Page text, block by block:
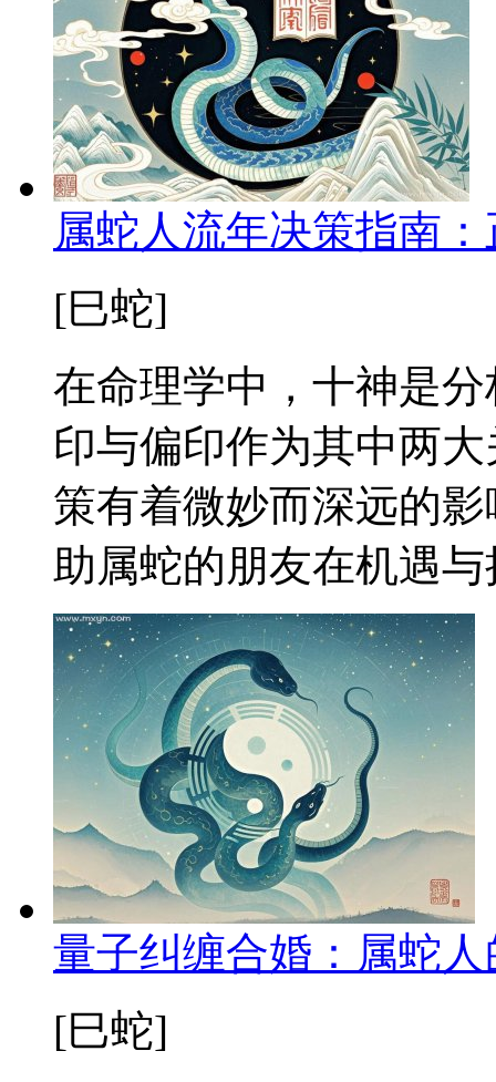
属蛇人流年决策指南
[巳蛇]
在命理学中，十神是
印与偏印作为其中两
策有着微妙而深远的
助属蛇的朋友在机遇
量子纠缠合婚：属蛇
[巳蛇]